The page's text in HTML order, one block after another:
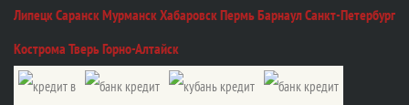
Липецк Саранск Мурманск Хабаровск Пермь Барнаул Санкт-Петербург
Кострома Тверь Горно-Алтайск